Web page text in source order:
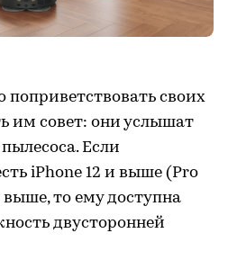
своих
им совет: они услышат
Если
iPhone 12 и выше (Pro
выше, то ему доступна
двусторонней